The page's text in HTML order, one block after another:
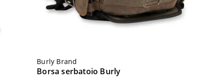
Burly Brand
Borsa serbatoio Burly